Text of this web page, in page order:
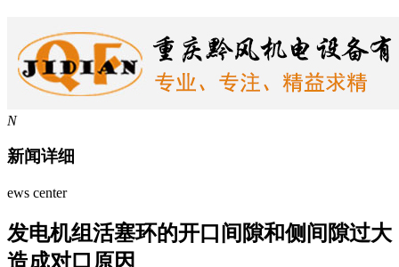
N
新闻详细
ews center
发电机组活塞环的开口间隙和侧间隙过大
造成对口原因